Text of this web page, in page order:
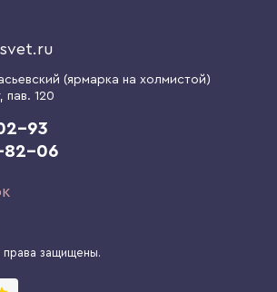
(ярмарка на холмистой)
, пав. 120
93
82-06
защищены.